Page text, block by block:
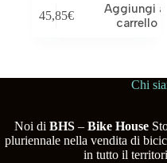
45,85€
Aggiungi al
carrello
Chi
Noi di BHS– Bike House
pluriennale nella vendita di
in tutto il